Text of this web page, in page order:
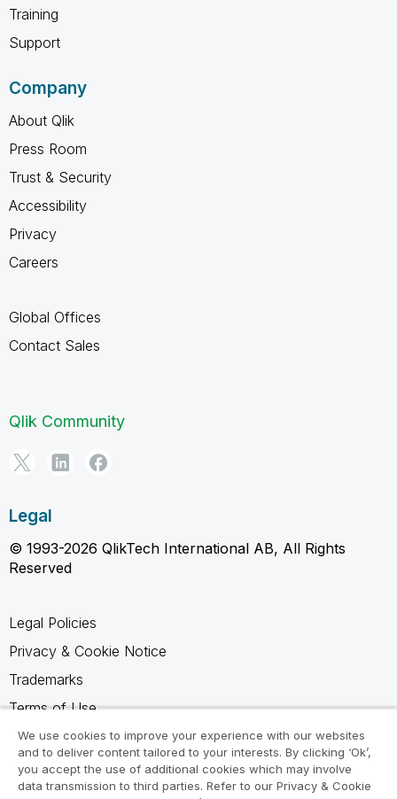
Training
Support
Company
About Qlik
Press Room
Trust & Security
Accessibility
Privacy
Careers
Global Offices
Contact Sales
Qlik Community
Legal
© 1993-2026 QlikTech International AB, All Rights
Reserved
Legal Policies
Privacy & Cookie Notice
Trademarks
Terms of Use
Legal Agreements
Product Terms
Do not share my info
We use cookies to improve your experience with our websites
and to deliver content tailored to your interests. By clicking ‘Ok’,
you accept the use of additional cookies which may involve
data transmission to third parties. Refer to our Privacy & Cookie